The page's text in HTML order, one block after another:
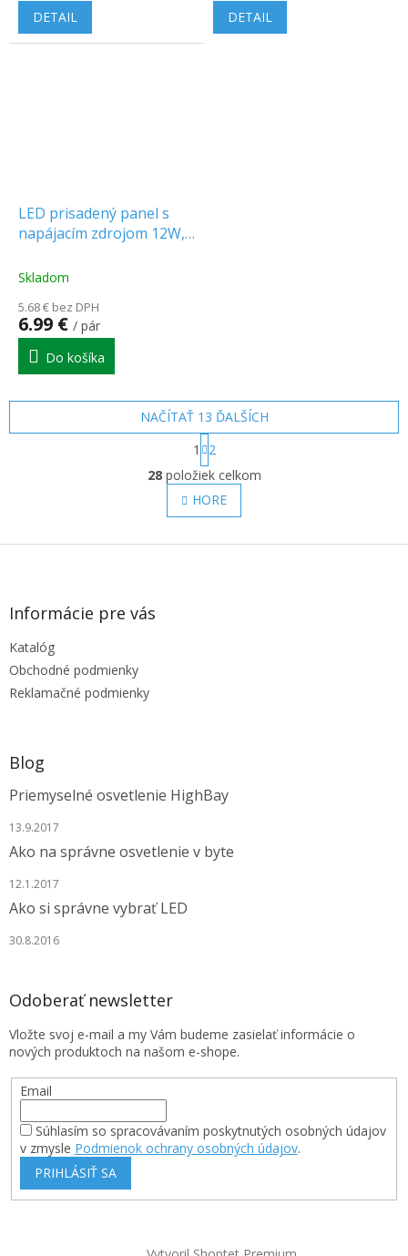
DETAIL
DETAIL
LED prisadený panel s
napájacím zdrojom 12W,
3000K/4000K/6500K, 1+1
Skladom
5.68 € bez DPH
6.99 € / pár
Do košíka
O
v
l
á
a
u
NAČÍTAŤ 13 ĎALŠÍCH
S
t
r
á
n
k
v
1
2
28položiek celkom
HORE
Z
Informácie pre vás
Katalóg
Obchodné podmienky
Reklamačné podmienky
Blog
Priemyselné osvetlenie HighBay
13.9.2017
Ako na správne osvetlenie v byte
12.1.2017
Ako si správne vybrať LED
30.8.2016
Odoberať newsletter
Vložte svoj e-mail a my Vám budeme zasielať informácie o
nových produktoch na našom e-shope.
Email
Súhlasím so spracovávaním poskytnutých osobných údajov
v zmysle Podmienok ochrany osobných údajov.
PRIHLÁSIŤ SA